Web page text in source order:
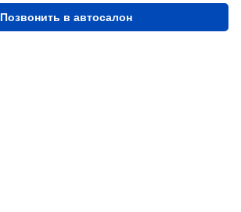
Позвонить в автосалон